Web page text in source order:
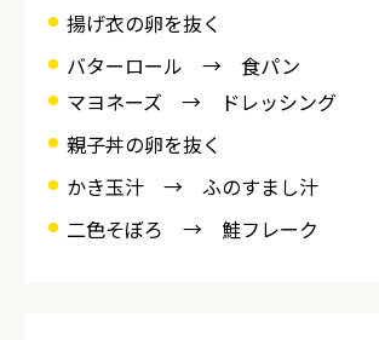
揚げ衣の卵を抜く
バターロール → 食パン
マヨネーズ → ドレッシング
親子丼の卵を抜く
かき玉汁 → ふのすまし汁
二色そぼろ → 鮭フレーク